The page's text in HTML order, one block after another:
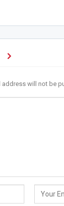
address will not be